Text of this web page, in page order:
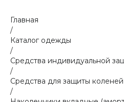
Главная
/
Каталог одежды
/
Средства индивидуальной
/
Средства для защиты коленей
/